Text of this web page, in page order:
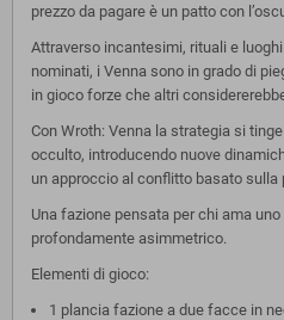
prezzo da pagare è un patto con
Attraverso incantesimi, rituali e
nominati, i Venna sono in grado di
in gioco forze che altri
Con Wroth: Venna la strategia si
occulto, introducendo nuove
un approccio al conflitto basato
Una fazione pensata per chi ama
profondamente asimmetrico.
Elementi di gioco:
1 plancia fazione a due facce in